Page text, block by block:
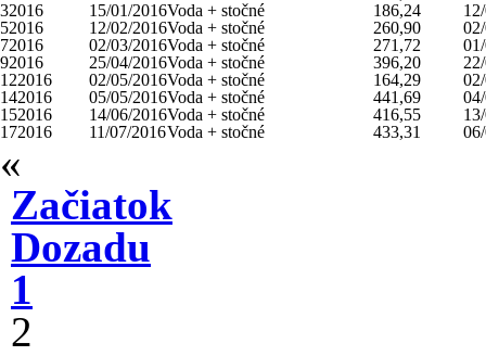
32016
15/01/2016Voda + stočné 186,24
52016
12/02/2016Voda + stočné 260,90
72016
02/03/2016Voda + stočné 271,72
92016
25/04/2016Voda + stočné 396,20
122016
02/05/2016Voda + stočné 164,29
142016
05/05/2016Voda + stočné 441,69
152016
14/06/2016Voda + stočné 416,55
172016
11/07/2016Voda + stočné 433,31
«
Začiatok
Dozadu
1
2